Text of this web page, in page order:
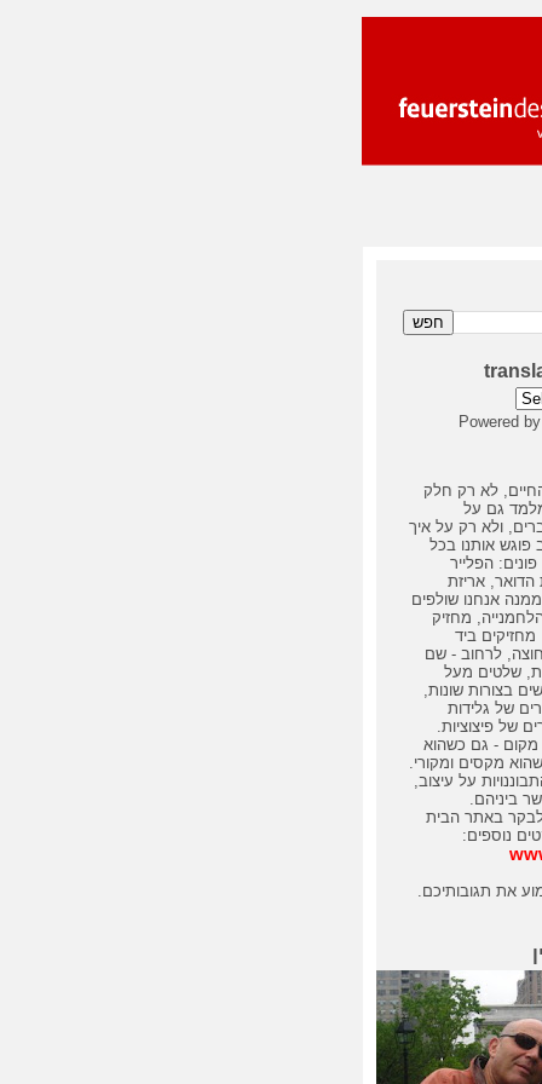
Powered
לא רק חלק
גם על
ולא רק על איך
פוגש אותנו בכל
הפלייר
אריזת
אנחנו שולפים
מחזיק
ביד
לרחוב - שם
שלטים מעל
בצורות שונות,
של גלידות
של פיצוציות.
מקום - גם כשהוא
מקסים ומקורי.
על עיצוב,
ביניהם.
באתר הבית
נוספים:
את תגובותיכם.